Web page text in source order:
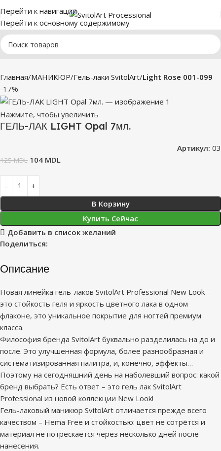
Перейти к навигации
Перейти к основному содержимому
Главная МАНИКЮР Гель-лаки SvitolArt Light Rose 001-099
-17%
Нажмите, чтобы увеличить
ГЕЛЬ-ЛАК LIGHT Opal 7мл.
Артикул: 03
125MDL 104 MDL
В Корзину
Купить Сейчас
Добавить в список желаний
Поделиться:
Описание
Новая линейка гель-лаков SvitolArt Professional New Look –
это стойкость геля и яркость цветного лака в одном
флаконе, это уникальное покрытие для ногтей премиум
класса.
Философия бренда SvitolArt буквально разделилась на до и
после. Это улучшенная формула, более разнообразная и
систематизированная палитра, и, конечно, эффекты…
Поэтому на сегодняшний день на наболевший вопрос: какой
бренд выбрать? Есть ответ – это гель лак SvitolArt
Professional из новой коллекции New Look!
Гель-лаковый маникюр SvitolArt отличается прежде всего
качеством – Hema Free и стойкостью: цвет не сотрётся и
материал не потрескается через несколько дней после
нанесения.